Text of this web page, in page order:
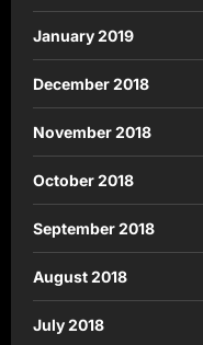
January 2019
December 2018
November 2018
October 2018
September 2018
August 2018
July 2018